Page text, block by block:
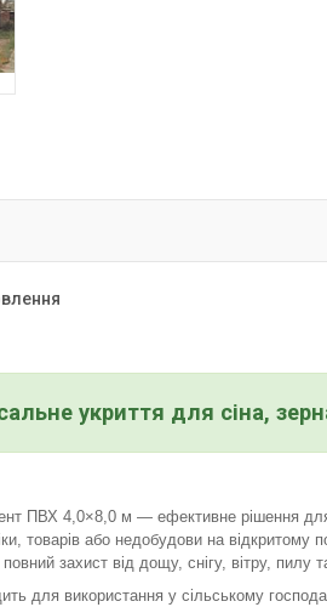
укриття для сіна,
ПВХ 4,0×8,0 м — ефективне рішення
товарів або недобудови на відкритому
захист від дощу, снігу, вітру, пилу
для використання у сільському